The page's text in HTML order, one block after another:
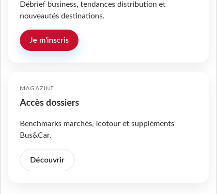
Débrief business, tendances distribution et
nouveautés destinations.
Je m'inscris
MAGAZINE
Accès dossiers
Benchmarks marchés, Icotour et suppléments
Bus&Car.
Découvrir